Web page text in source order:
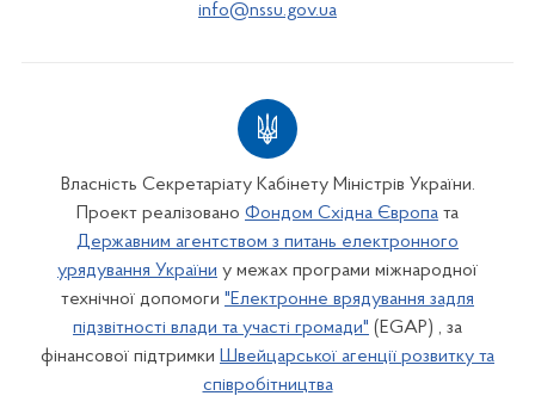
info@nssu.gov.ua
Власність Секретаріату Кабінету Міністрів України.
Проект реалізовано Фондом Східна Європа та
Державним агентством з питань електронного
урядування України у межах програми міжнародної
технічної допомоги "Електронне врядування задля
підзвітності влади та участі громади" (EGAP) , за
фінансової підтримки Швейцарської агенції розвитку та
співробітництва